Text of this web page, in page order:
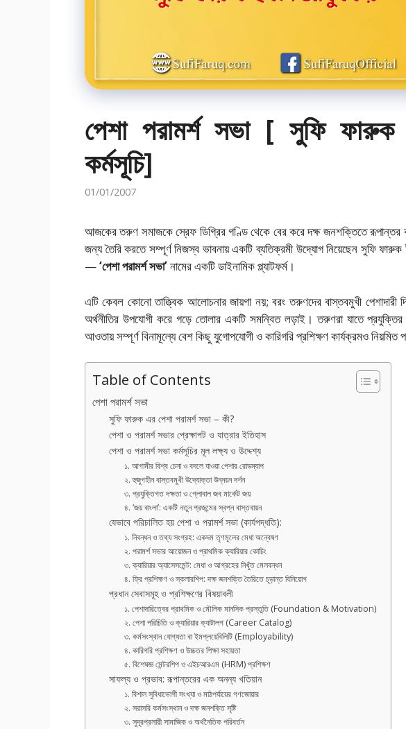
পেশা পরামর্শ সভা [ সুফি
কর্মসূচি]
01/01/2007
আজকের তরুণ সমাজকে স্রেফ ডিগ্রির গণ্ডি থেকে বের করে দক্ষ জনশক্তিতে রূপান্তর
জন্য তৈরি করতে সম্পূর্ণ নিজস্ব ভাবনায় একটি ব্যতিক্রমী উদ্যোগ নিয়েছেন সুফি
—‘পেশা পরামর্শ সভা’নামের একটি ডাইনামিক প্ল্যাটফর্ম।
এটি কেবল কোনো তাত্ত্বিক আলোচনার জায়গা নয়; বরং তরুণদের বাস্তবমুখী পেশাদারী
অর্থনীতির উপযোগী করে গড়ে তোলার একটি সমন্বিত লড়াই। তরুণরা যাতে
আওতায় সম্পূর্ণ বিনামূল্যে বেশ কিছু যুগোপযোগী ও কারিগরি প্রশিক্ষণ কার্যক্রমও নিয়মিত
Table of Contents
পেশা পরামর্শ সভা
সুফি ফারুক এর পেশা পরামর্শ সভা – কী?
পেশা ও পরামর্শ সভার প্রেক্ষাপট ও যাত্রার ইতিহাস
পেশা ও পরামর্শ সভা কর্মসূচির মূল লক্ষ্য ও উদ্দেশ্য
১. আগামীর বিশ্ব চেনা ও বদলে যাওয়া পেশার রোডম্যাপ
২. হুজুগহীন বাস্তবমুখী উদ্যোক্তা উন্নয়ন দর্শন
৩. প্রযুক্তিগত দক্ষতা ও গ্লোবাল জব মার্কেট জয়
৪. ‘জয় বাংলা’: একটি নতুন প্রজন্মের স্বপ্ন বাস্তবায়ন
যেভাবে পরিচালিত হয় পেশা ও পরামর্শ সভা (কার্যপদ্ধতি):
১. নিবন্ধন ও তথ্য সংগ্রহ: একদম তৃণমূলের মেধা অন্বেষণ
২. পরামর্শ সভার আয়োজন ও প্রাথমিক ক্যারিয়ার কোচিং
৩. ক্যারিয়ার অ্যাসেসমেন্ট: মেধা ও আগ্রহের নিখুঁত মেলবন্ধন
৪. ফ্রি প্রশিক্ষণ ও স্কলারশিপ: দক্ষ জনশক্তি তৈরিতে চূড়ান্ত বিনিয়োগ
প্রধান সেবাসমূহ ও প্রশিক্ষণের বিষয়াবলী
১. পেশাদারিত্বের প্রাথমিক ও মৌলিক মানসিক প্রস্তুতি (Foundation & Motivation)
২. পেশা পরিচিতি ও ক্যারিয়ার ক্যাটালগ (Career Catalog)
৩. কর্মসংস্থান যোগ্যতা বা ইমপ্লয়েবিলিটি (Employability)
৪. কারিগরি প্রশিক্ষণ ও উচ্চতর শিক্ষা সহায়তা
৫. বিশেষজ্ঞ মেন্টরশিপ ও এইচআরএম (HRM) প্রশিক্ষণ
সাফল্য ও প্রভাব: রূপান্তরের এক অনন্য খতিয়ান
১. বিশাল সুবিধাভোগী সংখ্যা ও মাঠপর্যায়ের গণজোয়ার
২. সরাসরি কর্মসংস্থান ও দক্ষ জনশক্তি সৃষ্টি
৩. সুদূরপ্রসারী সামাজিক ও অর্থনৈতিক পরিবর্তন